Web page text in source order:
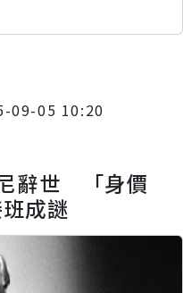
09-05 10:20
辭世 「身價
成謎